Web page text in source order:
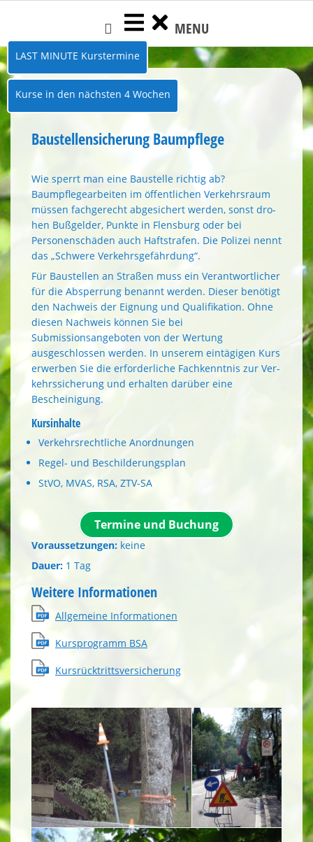
content
MENU
LAST MINUTE Kurstermine
Kurse in den nächsten 4 Wochen
Baustellensicherung Baumpflege
Wie sperrt man eine Baustelle richtig ab?
Baumpflegearbeiten im öffentli­chen Verkehrsraum
müssen fachge­recht abgesichert werden, sonst dro­
hen Bußgelder, Punkte in Flensburg oder bei
Personenschäden auch Haft­strafen. Die Polizei nennt
das „Schwe­re Verkehrsgefährdung“.
Für Baustellen an Straßen muss ein Verantwortlicher
für die Absperrung benannt werden. Dieser benötigt
den Nachweis der Eignung und Qualifikati­on. Ohne
diesen Nachweis können Sie bei
Submissionsangeboten von der Wertung
ausgeschlossen werden. In unserem eintägigen Kurs
erwerben Sie die erforderliche Fachkenntnis zur Ver­
kehrssicherung und erhalten darüber eine
Bescheinigung.
Kursinhalte
Verkehrsrechtliche Anordnungen
Regel- und Beschilderungsplan
StVO, MVAS, RSA, ZTV-SA
Termine und Buchung
Voraussetzungen: keine
Dauer: 1 Tag
Weitere Informationen
Allgemeine Informationen
Kursprogramm BSA
Kursrücktrittsversicherung